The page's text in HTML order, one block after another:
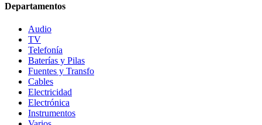
Departamentos
Audio
TV
Telefonía
Baterías y Pilas
Fuentes y Transfo
Cables
Electricidad
Electrónica
Instrumentos